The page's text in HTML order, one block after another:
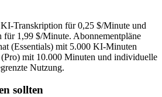
Transkription für 0,25 $/Minute und
für 1,99 $/Minute. Abonnementpläne
(Essentials) mit 5.000 KI-Minuten
mit 10.000 Minuten und individuelle
Nutzung.
sollten